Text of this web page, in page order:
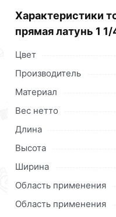
Для приобретения
Характеристики
прямая латунь 1 1/
Цвет
Производитель
Материал
Вес нетто
Длина
Высота
Ширина
Область применения
Область применения